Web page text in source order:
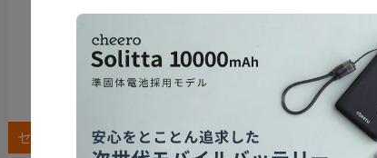
セール